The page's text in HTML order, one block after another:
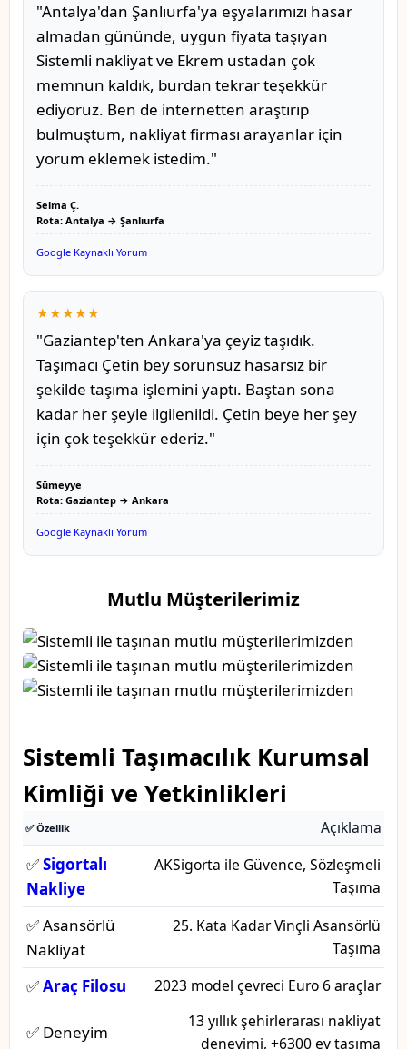
"Antalya'dan Şanlıurfa'ya eşyalarımızı hasar
almadan gününde, uygun fiyata taşıyan
Sistemli nakliyat ve Ekrem ustadan çok
memnun kaldık, burdan tekrar teşekkür
ediyoruz. Ben de internetten araştırıp
bulmuştum, nakliyat firması arayanlar için
yorum eklemek istedim."
Selma Ç.
Rota: Antalya → Şanlıurfa
Google Kaynaklı Yorum
★★★★★
"Gaziantep'ten Ankara'ya çeyiz taşıdık.
Taşımacı Çetin bey sorunsuz hasarsız bir
şekilde taşıma işlemini yaptı. Baştan sona
kadar her şeyle ilgilenildi. Çetin beye her şey
için çok teşekkür ederiz."
Sümeyye
Rota: Gaziantep → Ankara
Google Kaynaklı Yorum
Mutlu Müşterilerimiz
Sistemli Taşımacılık Kurumsal
Kimliği ve Yetkinlikleri
✅ Özellik Açıklama
✅Sigortalı
Nakliye
AKSigorta ile Güvence, Sözleşmeli
Taşıma
✅ Asansörlü
Nakliyat
25. Kata Kadar Vinçli Asansörlü
Taşıma
✅Araç Filosu 2023 model çevreci Euro 6 araçlar
✅ Deneyim
13 yıllık şehirlerarası nakliyat
deneyimi, +6300 ev taşıma